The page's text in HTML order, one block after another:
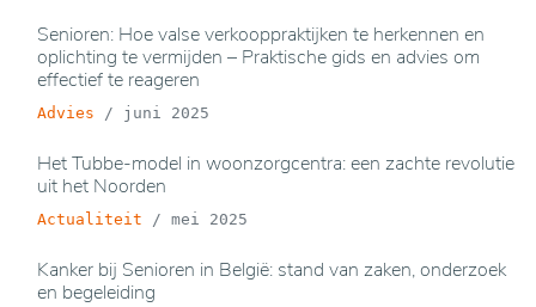
Senioren: Hoe valse verkooppraktijken te herkennen en
oplichting te vermijden – Praktische gids en advies om
effectief te reageren
Advies / juni 2025
Het Tubbe-model in woonzorgcentra: een zachte revolutie
uit het Noorden
Actualiteit / mei 2025
Kanker bij Senioren in België: stand van zaken, onderzoek
en begeleiding